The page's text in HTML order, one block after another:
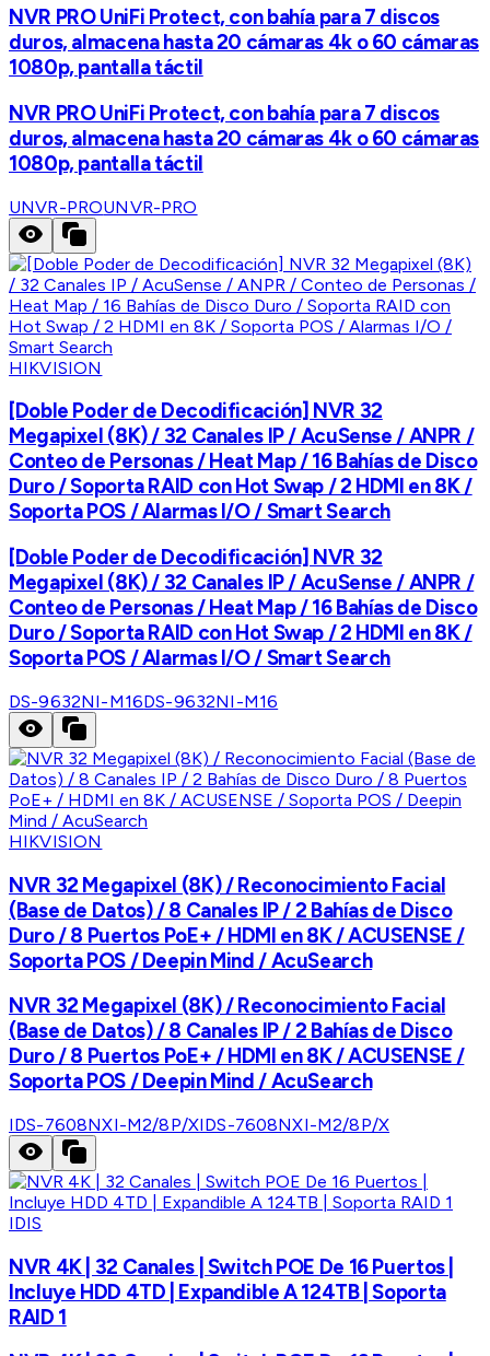
NVR PRO UniFi Protect, con bahía para 7 discos
duros, almacena hasta 20 cámaras 4k o 60 cámaras
1080p, pantalla táctil
NVR PRO UniFi Protect, con bahía para 7 discos
duros, almacena hasta 20 cámaras 4k o 60 cámaras
1080p, pantalla táctil
UNVR-PROUNVR-PRO
HIKVISION
[Doble Poder de Decodificación] NVR 32
Megapixel (8K) / 32 Canales IP / AcuSense / ANPR /
Conteo de Personas / Heat Map / 16 Bahías de Disco
Duro / Soporta RAID con Hot Swap / 2 HDMI en 8K /
Soporta POS / Alarmas I/O / Smart Search
[Doble Poder de Decodificación] NVR 32
Megapixel (8K) / 32 Canales IP / AcuSense / ANPR /
Conteo de Personas / Heat Map / 16 Bahías de Disco
Duro / Soporta RAID con Hot Swap / 2 HDMI en 8K /
Soporta POS / Alarmas I/O / Smart Search
DS-9632NI-M16DS-9632NI-M16
HIKVISION
NVR 32 Megapixel (8K) / Reconocimiento Facial
(Base de Datos) / 8 Canales IP / 2 Bahías de Disco
Duro / 8 Puertos PoE+ / HDMI en 8K / ACUSENSE /
Soporta POS / Deepin Mind / AcuSearch
NVR 32 Megapixel (8K) / Reconocimiento Facial
(Base de Datos) / 8 Canales IP / 2 Bahías de Disco
Duro / 8 Puertos PoE+ / HDMI en 8K / ACUSENSE /
Soporta POS / Deepin Mind / AcuSearch
IDS-7608NXI-M2/8P/XIDS-7608NXI-M2/8P/X
IDIS
NVR 4K | 32 Canales | Switch POE De 16 Puertos |
Incluye HDD 4TD | Expandible A 124TB | Soporta
RAID 1